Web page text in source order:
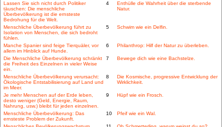
Lassen Sie sich nicht durch Politiker
täuschen: Die menschliche
Überbevölkerung ist die ernsteste
Bedrohung für die Welt.
4
Enthülle die Wahrheit über die sterbende
Natur.
Menschliche Überbevölkerung führt zu
Isolation von Menschen, die sich bedroht
fühlen.
5 Schwim wie ein Delfin.
Manche Spanier sind feige Tierquäler, vor
allem im Hinblick auf Hunde.
6 Philanthrop: Hilf der Natur zu überleben.
Die Menschliche Überbevölkerung schränkt
die Freiheit des Einzelnen in vieler Weise
ein.
7 Bewege dich wie eine Bachstelze.
Menschliche Überbevölkerung verursacht:
Ökologische Entstabilisierung auf Land und
im Meer.
8
Die Kosmische, progressive Entwicklung der
Wirklichkeit.
Je mehr Menschen auf der Erde leben,
desto weniger (Geld, Energie, Raum,
Nahrung, usw.) bleibt für jeden einzelnen.
9 Hüpf wie ein Frosch.
Menschliche Überbevölkerung: Das
ernsteste Problem der Zukunft.
10 Pfeif wie ein Wal.